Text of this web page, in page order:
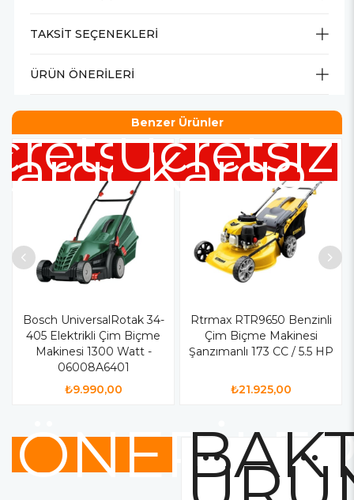
TAKSIT SEÇENEKLERI
ÜRÜN ÖNERILERI
Benzer Ürünler
Bosch UniversalRotak 34-
405 Elektrikli Çim Biçme
Makinesi 1300 Watt -
06008A6401
₺9.990,00
Rtrmax RTR9650 Benzinli
Çim Biçme Makinesi
Şanzımanlı 173 CC / 5.5 HP
₺21.925,00
Ücretsiz
Kargo